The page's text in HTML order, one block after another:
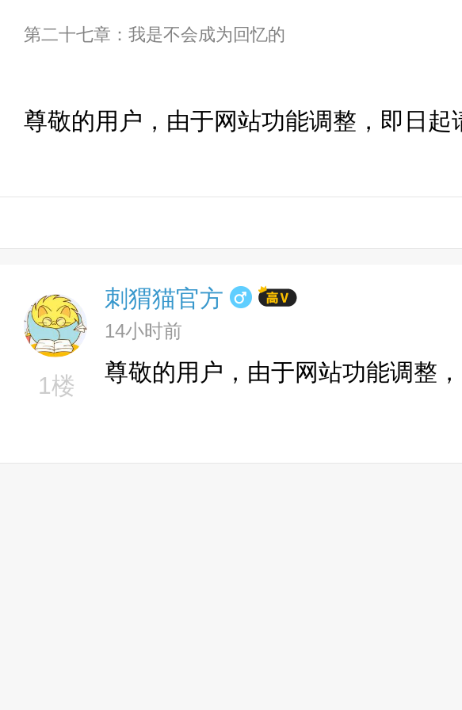
第二十七章：我是不会成为回忆的
尊敬的用户，由于网站功能调整，即日起
1楼
刺猬猫官方
14小时前
尊敬的用户，由于网站功能调整